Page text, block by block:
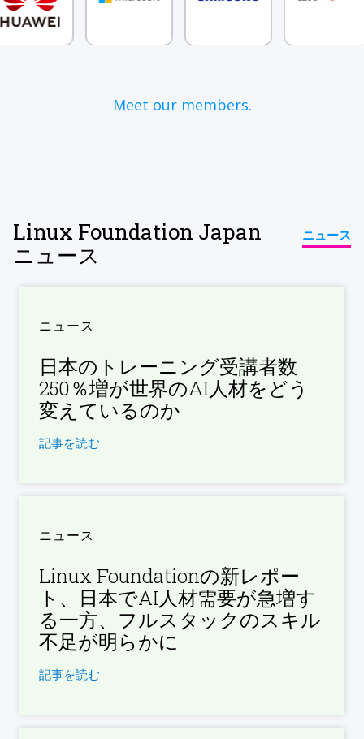
Meet our members.
Linux Foundation Japan
ニュース
ニュース
ニュース
日本のトレーニング受講者数
250％増が世界のAI人材をどう
変えているのか
記事を読む
ニュース
Linux Foundationの新レポー
ト、日本でAI人材需要が急増す
る一方、フルスタックのスキル
不足が明らかに
記事を読む